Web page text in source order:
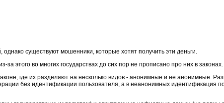
существуют мошенники, которые хотят получить эти деньги.
этого во многих государствах до сих пор не прописано про них в законах.
где их разделяют на несколько видов - анонимные и не анонимные.
без идентификации пользователя, а в неанонимных идентификация